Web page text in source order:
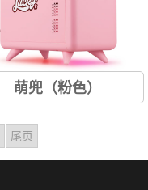
萌兜（粉色）
尾页